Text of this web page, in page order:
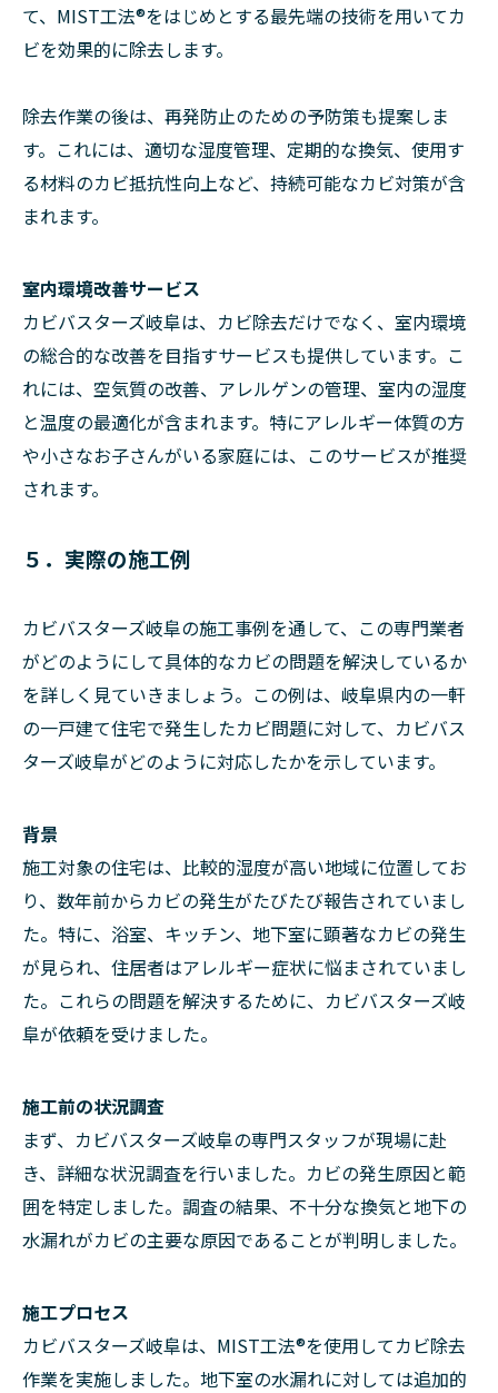
て、MIST工法®をはじめとする最先端の技術を用いてカ
ビを効果的に除去します。
除去作業の後は、再発防止のための予防策も提案しま
す。これには、適切な湿度管理、定期的な換気、使用す
る材料のカビ抵抗性向上など、持続可能なカビ対策が含
まれます。
室内環境改善サービス
カビバスターズ岐阜は、カビ除去だけでなく、室内環境
の総合的な改善を目指すサービスも提供しています。こ
れには、空気質の改善、アレルゲンの管理、室内の湿度
と温度の最適化が含まれます。特にアレルギー体質の方
や小さなお子さんがいる家庭には、このサービスが推奨
されます。
５．実際の施工例
カビバスターズ岐阜の施工事例を通して、この専門業者
がどのようにして具体的なカビの問題を解決しているか
を詳しく見ていきましょう。この例は、岐阜県内の一軒
の一戸建て住宅で発生したカビ問題に対して、カビバス
ターズ岐阜がどのように対応したかを示しています。
背景
施工対象の住宅は、比較的湿度が高い地域に位置してお
り、数年前からカビの発生がたびたび報告されていまし
た。特に、浴室、キッチン、地下室に顕著なカビの発生
が見られ、住居者はアレルギー症状に悩まされていまし
た。これらの問題を解決するために、カビバスターズ岐
阜が依頼を受けました。
施工前の状況調査
まず、カビバスターズ岐阜の専門スタッフが現場に赴
き、詳細な状況調査を行いました。カビの発生原因と範
囲を特定しました。調査の結果、不十分な換気と地下の
水漏れがカビの主要な原因であることが判明しました。
施工プロセス
カビバスターズ岐阜は、MIST工法®を使用してカビ除去
作業を実施しました。地下室の水漏れに対しては追加的